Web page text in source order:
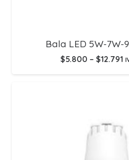
Bala LED 5W-7W-
$5.800 – $12.791